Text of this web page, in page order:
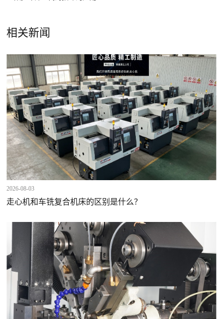
相关新闻
2026-08-03
走心机和车铣复合机床的区别是什么？